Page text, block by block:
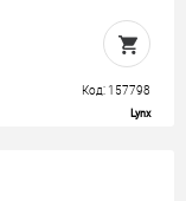
Код: 157798
Lynx